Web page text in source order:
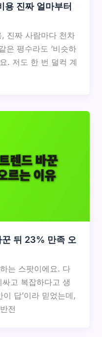
용 진짜 얼마부터
진짜 사람마다 천차
은 평수라도 ‘비슷하
. 저도 한 번 덜컥 계
꾼 뒤 23% 만족 오
는 스팟이에요. 다
고 복잡하다고 생
이 답’이라 믿었는데,
전